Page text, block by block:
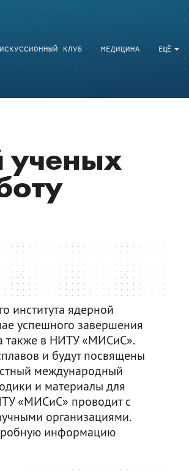
ЕЩЁ
КЛУБ МЕДИЦИНА
ученых
института ядерной
успешного завершения
а также в НИТУ «МИСиС».
и будут посвящены
международный
и материалы для
«МИСиС» проводит с
организациями.
информацию